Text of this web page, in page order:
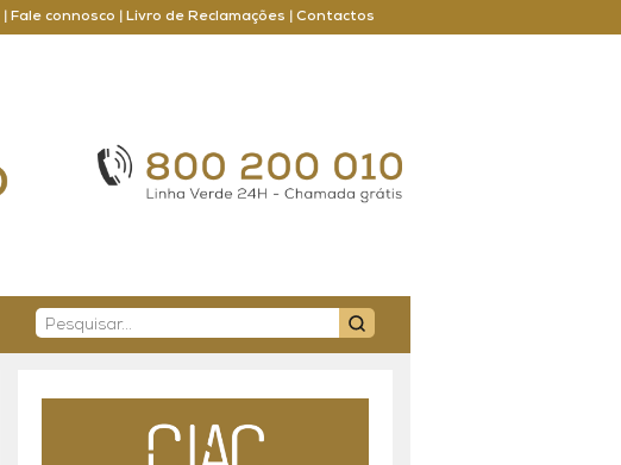
Fale connosco Livro de Reclamações Contactos